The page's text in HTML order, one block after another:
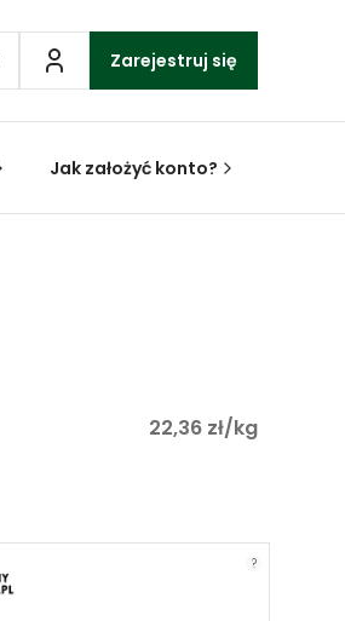
Zarejestruj się
Jak założyć konto?
22,36 zł/kg
?